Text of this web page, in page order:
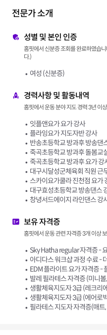
전문가 소개
성별 및 본인 인증
홈핏에서 신분증 조회를 완료하였습
다.)
여성 (신분증)
경력사항 및 활동내역
홈핏에서 운동 분야 지도 경력 3년 이
잇플앤요가 요가 강사
플라잉요가 지도자반 강사
반송초등학교 방과후 방송댄
죽곡초등학교 방과후 돌봄교
죽곡초등학교 방과후 요가 강
대구시달성군체육회 직원 근
스카이요가쿨라 진천점 요가
대구효성초등학교 방송댄스
창녕서드에이지 라인댄스 강
보유 자격증
홈핏에서 운동 관련 자격증 3개 이상
Sky Hatha regular 자격증 -
아디다스 워크샵 과정 수료 -
EDM 플라이트 요가 자격증 -
발레 필라테스 자격증 (미니
생활체육지도자 3급 (레크리
생활체육지도자 3급 (에어로
필라테스 지도자 자격증(매